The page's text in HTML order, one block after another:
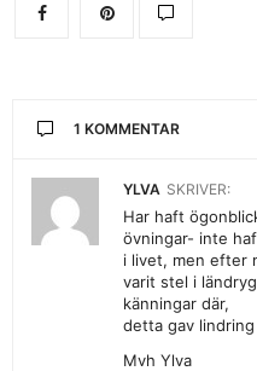
1 KOMMENTAR
YLVA SKRIVER:
Har haft
övningar- inte
i livet, men efter
varit stel i
känningar där,
detta gav
Mvh Ylva